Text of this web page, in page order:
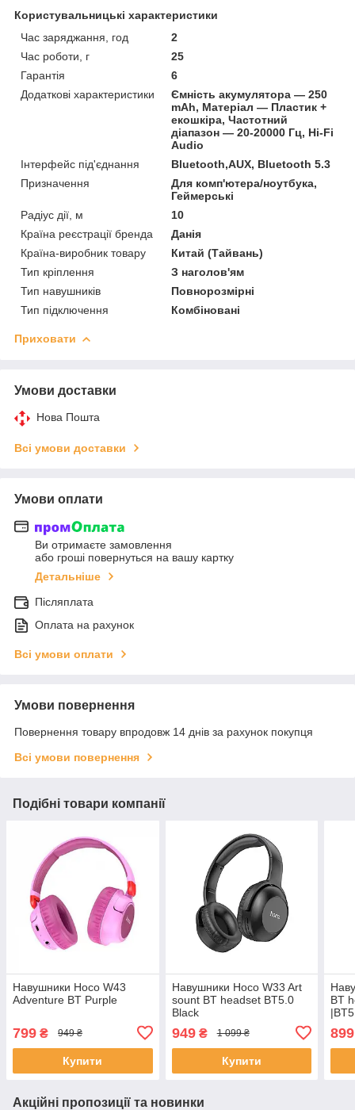
Користувальницькі характеристики
Час заряджання, год
2
Час роботи, г
25
Гарантія
6
Додаткові характеристики
Ємність акумулятора — 250
mAh, Матеріал — Пластик +
екошкіра, Частотний
діапазон — 20-20000 Гц, Hi-Fi
Audio
Інтерфейс під'єднання
Bluetooth,AUX, Bluetooth 5.3
Призначення
Для комп'ютера/ноутбука,
Геймерські
Радіус дії, м
10
Країна реєстрації бренда
Данія
Країна-виробник товару
Китай (Тайвань)
Тип кріплення
З наголов'ям
Тип навушників
Повнорозмірні
Тип підключення
Комбіновані
Приховати
Умови доставки
Нова Пошта
Всі умови доставки
Умови оплати
Ви отримаєте замовлення
або гроші повернуться на вашу картку
Детальніше
Післяплата
Оплата на рахунок
Всі умови оплати
Умови повернення
Повернення товару впродовж 14 днів за рахунок покупця
Всі умови повернення
Подібні товари компанії
Навушники Hoco W43
Adventure BT Purple
799 ₴ 949 ₴
Купити
Навушники Hoco W33 Art
sount BT headset BT5.0
Black
949₴ 1 099 ₴
Купити
BT
899
Акційні пропозиції та новинки